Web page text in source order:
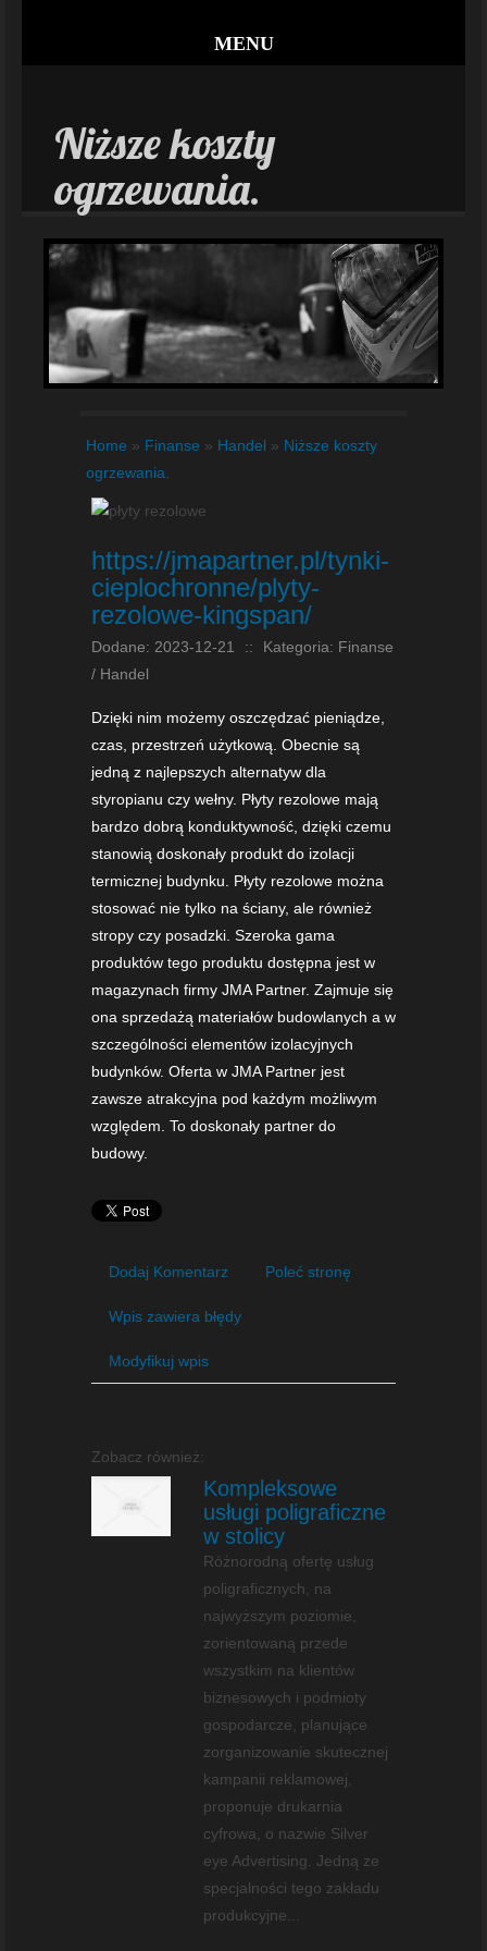
MENU
Niższe koszty
ogrzewania.
Home » Finanse » Handel » Niższe koszty
ogrzewania.
https://jmapartner.pl/tynki-
cieplochronne/plyty-
rezolowe-kingspan/
Dodane: 2023-12-21 ::
Kategoria: Finanse
/ Handel
Dzięki nim możemy oszczędzać pieniądze,
czas, przestrzeń użytkową. Obecnie są
jedną z najlepszych alternatyw dla
styropianu czy wełny. Płyty rezolowe mają
bardzo dobrą konduktywność, dzięki czemu
stanowią doskonały produkt do izolacji
termicznej budynku. Płyty rezolowe można
stosować nie tylko na ściany, ale również
stropy czy posadzki. Szeroka gama
produktów tego produktu dostępna jest w
magazynach firmy JMA Partner. Zajmuje się
ona sprzedażą materiałów budowlanych a w
szczególności elementów izolacyjnych
budynków. Oferta w JMA Partner jest
zawsze atrakcyjna pod każdym możliwym
względem. To doskonały partner do
budowy.
Dodaj Komentarz Poleć stronę
Wpis zawiera błędy
Modyfikuj wpis
Zobacz również:
Kompleksowe
usługi poligraficzne
w stolicy
Różnorodną ofertę usług
poligraficznych, na
najwyższym poziomie,
zorientowaną przede
wszystkim na klientów
biznesowych i podmioty
gospodarcze, planujące
zorganizowanie skutecznej
kampanii reklamowej,
proponuje drukarnia
cyfrowa, o nazwie Silver
eye Advertising. Jedną ze
specjalności tego zakładu
produkcyjne...